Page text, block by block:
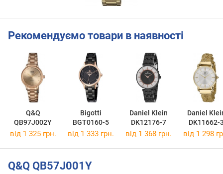
Рекомендуємо товари в наявності
Q&Q
QB97J002Y
Bigotti
BGT0160-5
Daniel Klein
DK12176-7
Daniel
DK11662-
від 1 325 грн. від 1 333 грн. від 1 368 грн. від 1 298
Q&Q QB57J001Y